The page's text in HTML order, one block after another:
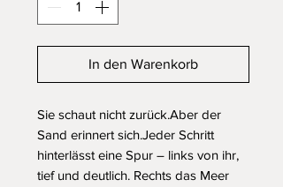
In den Warenkorb
Sie schaut nicht zurück.Aber der
Sand erinnert sich.Jeder Schritt
hinterlässt eine Spur – links von ihr,
tief und deutlich. Rechts das Meer